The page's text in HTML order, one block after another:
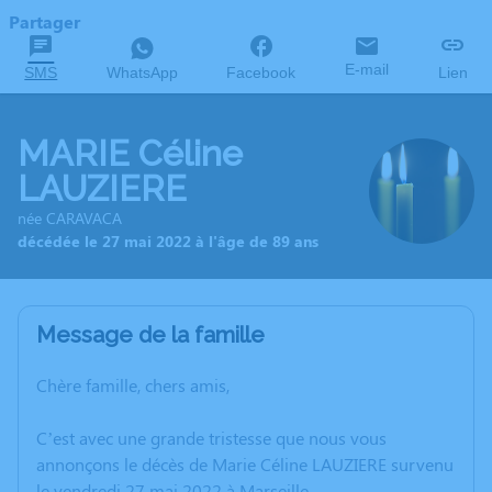
Partager
SMS WhatsApp Facebook E-mail Lien
MARIE Céline
LAUZIERE
née CARAVACA
décédée le 27 mai 2022 à l'âge de 89 ans
Message de la famille
Chère famille, chers amis,
C’est avec une grande tristesse que nous vous
annonçons le décès de Marie Céline LAUZIERE survenu